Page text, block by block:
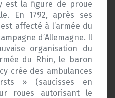
est la figure de proue
En 1792, après ses
affecté à l’armée du
d’Allemagne. Il
organisation du
du Rhin, le baron
crée des ambulances
» (saucisses en
roues autorisant le